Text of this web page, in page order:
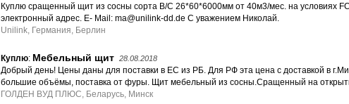
Куплю сращенный щит из сосны сорта В/С 26*60*6000мм от 40м3/мес. на условиях
электронный адрес. E- Mail: ma@unilink-dd.de С уважением Николай.
Unilink, Германия, Берлин
Куплю: Мебельный щит 28.08.2018
Добрый день! Цены даны для поставки в ЕС из РБ. Для РФ эта цена с доставкой в
большие объёмы, поставка от фуры. Щит мебельный из сосны.Сращенный на
ГОЛДЕН ВУД ПЛЮС, Беларусь, Минск